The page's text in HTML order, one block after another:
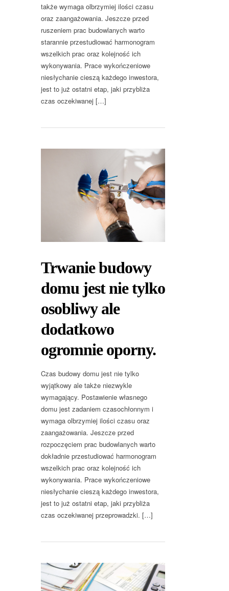
także wymaga olbrzymiej ilości czasu
oraz zaangażowania. Jeszcze przed
ruszeniem prac budowlanych warto
starannie przestudiować harmonogram
wszelkich prac oraz kolejność ich
wykonywania. Prace wykończeniowe
niesłychanie cieszą każdego inwestora,
jest to już ostatni etap, jaki przybliża
czas oczekiwanej […]
Trwanie budowy
domu jest nie tylko
osobliwy ale
dodatkowo
ogromnie oporny.
Czas budowy domu jest nie tylko
wyjątkowy ale także niezwykle
wymagający. Postawienie własnego
domu jest zadaniem czasochłonnym i
wymaga olbrzymiej ilości czasu oraz
zaangażowania. Jeszcze przed
rozpoczęciem prac budowlanych warto
dokładnie przestudiować harmonogram
wszelkich prac oraz kolejność ich
wykonywania. Prace wykończeniowe
niesłychanie cieszą każdego inwestora,
jest to już ostatni etap, jaki przybliża
czas oczekiwanej przeprowadzki. […]